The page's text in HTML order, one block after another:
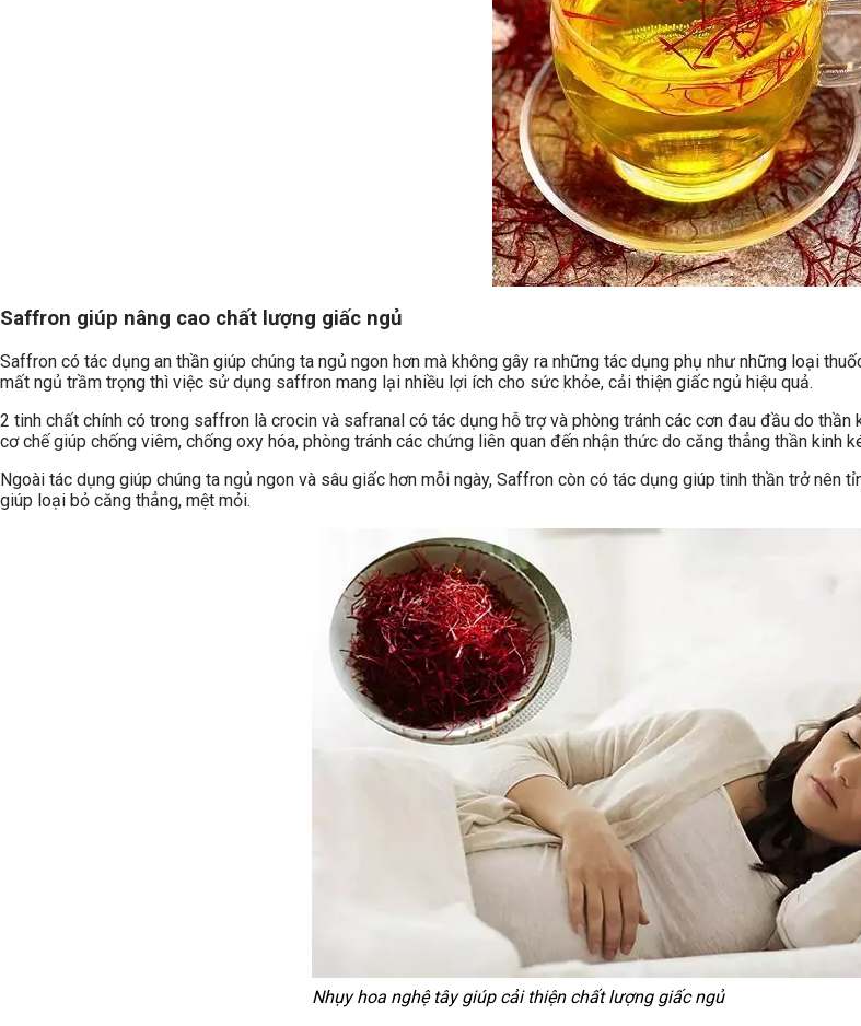
Saffron giúp nâng cao chất lượng giấc ngủ
Saffron có tác dụng an thần giúp chúng ta ngủ ngon hơn mà không gây ra những tác dụng phụ như những loại
mất ngủ trầm trọng thì việc sử dụng saffron mang lại nhiều lợi ích cho sức khỏe, cải thiện giấc ngủ hiệu quả.
2 tinh chất chính có trong saffron là crocin và safranal có tác dụng hỗ trợ và phòng tránh các cơn đau đầu do
cơ chế giúp chống viêm, chống oxy hóa, phòng tránh các chứng liên quan đến nhận thức do căng thẳng thần kinh
Ngoài tác dụng giúp chúng ta ngủ ngon và sâu giấc hơn mỗi ngày, Saffron còn có tác dụng giúp tinh thần trở nên
giúp loại bỏ căng thẳng, mệt mỏi.
Nhụy hoa nghệ tây giúp cải thiện chất lượng giấc ngủ